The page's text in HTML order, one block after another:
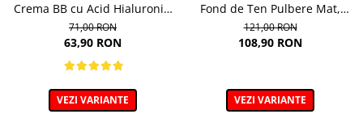
Crema BB cu Acid Hialuronic,
nuanta 03W NATURAL 30ml
71,00 RON
63,90 RON
VEZI VARIANTE
Fond de Ten Pulbere Mat,
nuanta 104W -7g
121,00 RON
108,90 RON
VEZI VARIANTE